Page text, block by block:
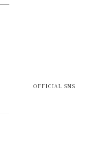
OFFICIAL SNS